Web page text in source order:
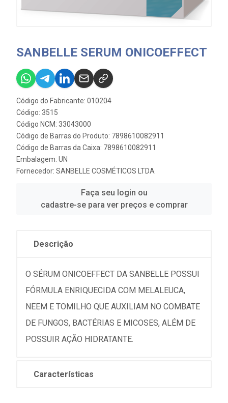
SANBELLE SERUM ONICOEFFECT
Código do Fabricante: 010204
Código: 3515
Código NCM: 33043000
Código de Barras do Produto: 7898610082911
Código de Barras da Caixa: 7898610082911
Embalagem: UN
Fornecedor: SANBELLE COSMÉTICOS LTDA
Faça seu login ou
cadastre-se para ver preços e comprar
Descrição
O SÉRUM ONICOEFFECT DA SANBELLE POSSUI
FÓRMULA ENRIQUECIDA COM MELALEUCA,
NEEM E TOMILHO QUE AUXILIAM NO COMBATE
DE FUNGOS, BACTÉRIAS E MICOSES, ALÉM DE
POSSUIR AÇÃO HIDRATANTE.
Características